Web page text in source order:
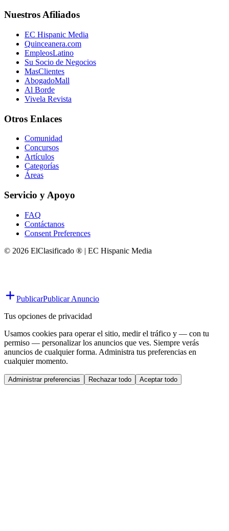
Nuestros Afiliados
EC Hispanic Media
Quinceanera.com
EmpleosLatino
Su Socio de Negocios
MasClientes
AbogadoMall
Al Borde
Vivela Revista
Otros Enlaces
Comunidad
Concursos
Artículos
Categorías
Áreas
Servicio y Apoyo
FAQ
Contáctanos
Consent Preferences
© 2026 ElClasificado ® | EC Hispanic Media
PublicarPublicar Anuncio
Tus opciones de privacidad
Usamos cookies para operar el sitio, medir el tráfico y — con tu
permiso — personalizar los anuncios que ves. Siempre verás
anuncios de cualquier forma. Administra tus preferencias en
cualquier momento.
Administrar preferencias Rechazar todo Aceptar todo